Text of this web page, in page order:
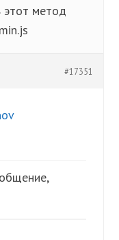
этот метод
#17351